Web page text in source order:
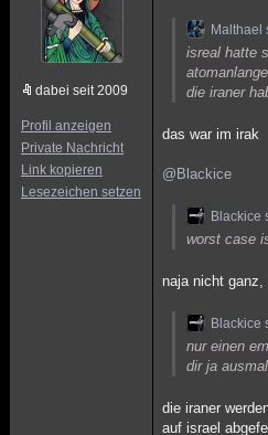
dabei seit 2009
Profil anzeigen
Private Nachricht
Link kopieren
Lesezeichen setzen
Malthael
isreal hatte
die iraner
das war im irak
@Blackice
Blackice
worst case
naja nicht
Blackice
nur einen
dir ja
die iraner
auf israel